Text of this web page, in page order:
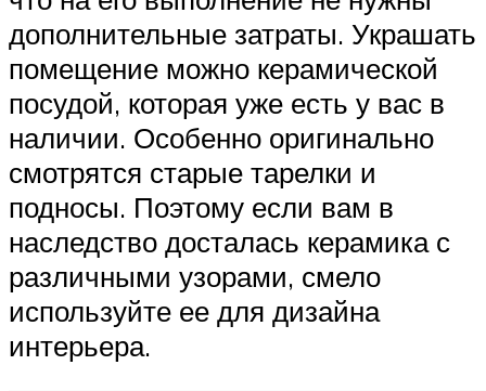
дополнительные затраты. Украшать
помещение можно керамической
посудой, которая уже есть у вас в
наличии. Особенно оригинально
смотрятся старые тарелки и
подносы. Поэтому если вам в
наследство досталась керамика с
различными узорами, смело
используйте ее для дизайна
интерьера.